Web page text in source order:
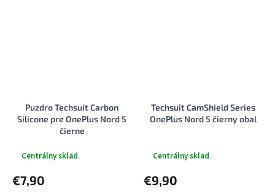
Puzdro Techsuit Carbon
Silicone pre OnePlus Nord 5
čierne
Centrálny sklad
€7,90
Techsuit CamShield Series
OnePlus Nord 5 čierny obal
Centrálny sklad
€9,90